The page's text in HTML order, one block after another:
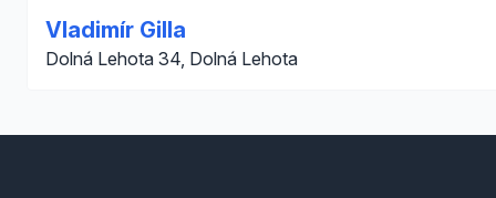
Vladimír Gilla
Dolná Lehota 34, Dolná Lehota